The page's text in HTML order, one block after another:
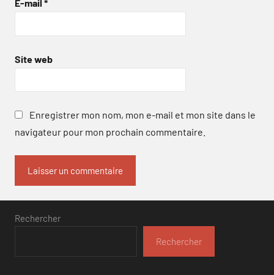
E-mail *
Site web
Enregistrer mon nom, mon e-mail et mon site dans le
navigateur pour mon prochain commentaire.
Rechercher
Rechercher